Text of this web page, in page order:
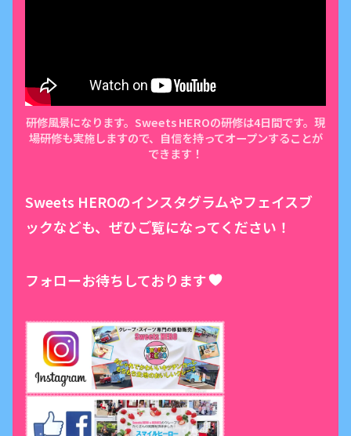
研修風景になります。Sweets HEROの研修は4日間です。現
場研修も実施しますので、自信を持ってオープンすることが
できます！
Sweets HEROのインスタグラムやフェイスブ
ックなども、ぜひご覧になってください！
フォローお待ちしております